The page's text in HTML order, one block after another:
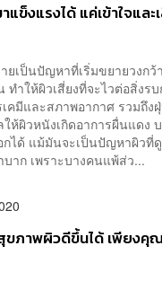
ข็งแรงได้ แค่เข้าใจแล
เป็นปัญหาที่เริ่มขยายวงกว้
ทำให้ผิวเสี่ยงที่จะไวต่อสิ่งร
คมีและสภาพอากาศ รวมถึง
ให้ผิวหนังเกิดอาการผื่นแด
กได้ แม้มันจะเป็นปัญหาผิวที่
าก เพราะบางคนแพ้ส่ว...
ขภาพผิวดีขึ้นได้ เพียงคุ